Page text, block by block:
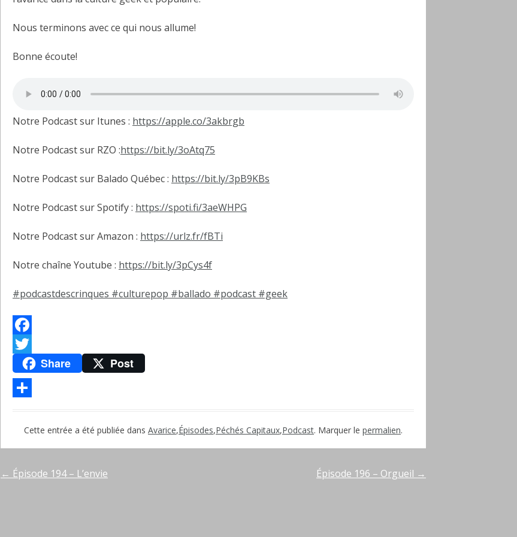
Nous terminons avec ce qui nous allume!
Bonne écoute!
Notre Podcast sur Itunes : https://apple.co/3akbrgb
Notre Podcast sur RZO :https://bit.ly/3oAtq75
Notre Podcast sur Balado Québec : https://bit.ly/3pB9KBs
Notre Podcast sur Spotify : https://spoti.fi/3aeWHPG
Notre Podcast sur Amazon : https://urlz.fr/fBTi
Notre chaîne Youtube : https://bit.ly/3pCys4f
#podcastdescrinques #culturepop #ballado #podcast #geek
Facebook
TwitterShare Post
Cette entrée a été publiée dans Avarice,Épisodes,Péchés Capitaux,Podcast. Marquer le permalien.
Navigation
← Épisode 194 – L’envie Épisode 196 – Orgueil →